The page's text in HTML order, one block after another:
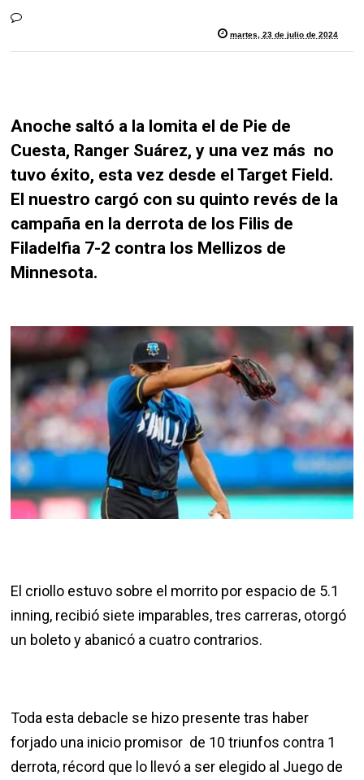
martes, 23 de julio de 2024
Anoche saltó a la lomita el de Pie de
Cuesta, Ranger Suárez, y una vez más no
tuvo éxito, esta vez desde el Target Field.
El nuestro cargó con su quinto revés de la
campaña en la derrota de los Filis de
Filadelfia 7-2 contra los Mellizos de
Minnesota.
El criollo estuvo sobre el morrito por espacio de 5.1
inning, recibió siete imparables, tres carreras, otorgó
un boleto y abanicó a cuatro contrarios.
Toda esta debacle se hizo presente tras haber
forjado una inicio promisor de 10 triunfos contra 1
derrota, récord que lo llevó a ser elegido al Juego de